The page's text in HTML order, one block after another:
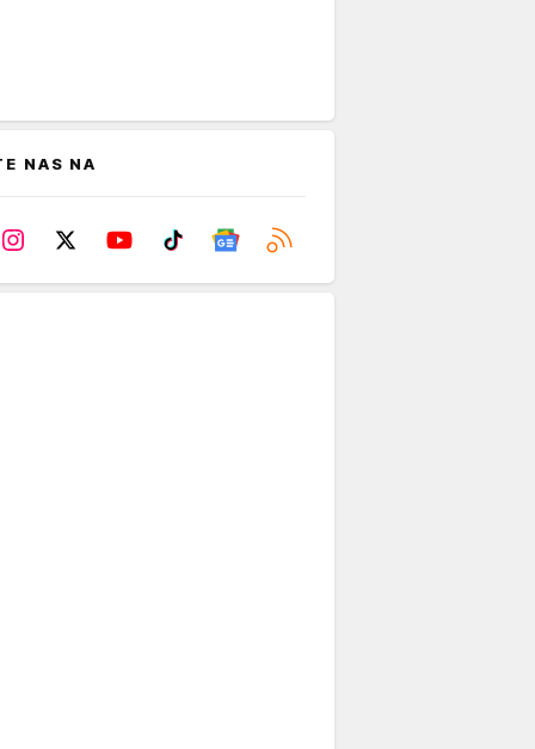
NAS NA